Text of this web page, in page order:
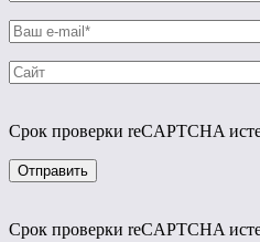
Срок проверки reCAPTCHA
Срок проверки reCAPTCHA